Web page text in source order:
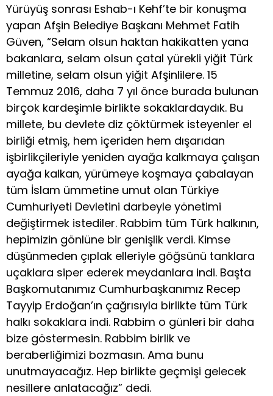
Yürüyüş sonrası Eshab-ı Kehf’te bir konuşma
yapan Afşin Belediye Başkanı Mehmet Fatih
Güven, “Selam olsun haktan hakikatten yana
bakanlara, selam olsun çatal yürekli yiğit Türk
milletine, selam olsun yiğit Afşinlilere. 15
Temmuz 2016, daha 7 yıl önce burada bulunan
birçok kardeşimle birlikte sokaklardaydık. Bu
millete, bu devlete diz çöktürmek isteyenler el
birliği etmiş, hem içeriden hem dışarıdan
işbirlikçileriyle yeniden ayağa kalkmaya çalışan
ayağa kalkan, yürümeye koşmaya çabalayan
tüm İslam ümmetine umut olan Türkiye
Cumhuriyeti Devletini darbeyle yönetimi
değiştirmek istediler. Rabbim tüm Türk halkının,
hepimizin gönlüne bir genişlik verdi. Kimse
düşünmeden çıplak elleriyle göğsünü tanklara
uçaklara siper ederek meydanlara indi. Başta
Başkomutanımız Cumhurbaşkanımız Recep
Tayyip Erdoğan’ın çağrısıyla birlikte tüm Türk
halkı sokaklara indi. Rabbim o günleri bir daha
bize göstermesin. Rabbim birlik ve
beraberliğimizi bozmasın. Ama bunu
unutmayacağız. Hep birlikte geçmişi gelecek
nesillere anlatacağız” dedi.